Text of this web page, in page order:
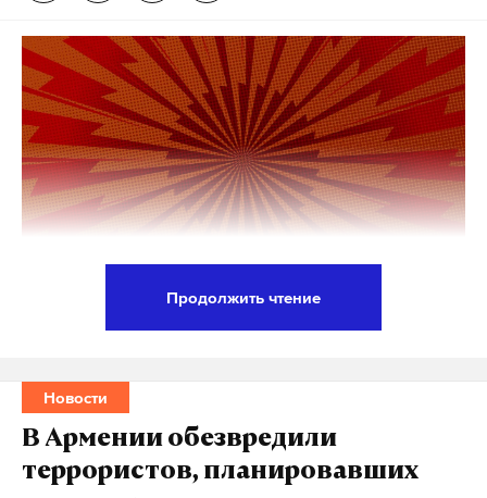
исторической памяти при президенте РФ.
Документ опубликовали на официальном
интернет-портале
правовой информации.
Продолжить чтение
Новости
В Армении обезвредили
террористов, планировавших